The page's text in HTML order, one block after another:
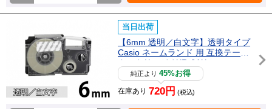
当日出荷
【6mm 透明／白文字】透明タイプ
Casio ネームランド 用 互換テープ
カートリッジ / XR-6AX
純正より45%お得
在庫あり 720円 (税込)